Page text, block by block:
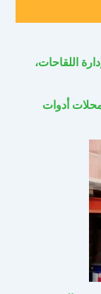
اللقاحات،
أدوات